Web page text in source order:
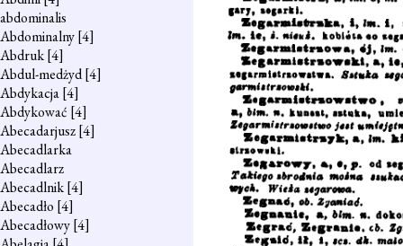
abdominalis
Abdominalny[4]
Abdruk[4]
Abdul-medżyd[4]
Abdykacja[4]
Abdykować [4]
Abecadarjusz[4]
Abecadlarka
Abecadlarz
Abecadlnik[4]
Abecadło [4]
Abecadłowy[4]